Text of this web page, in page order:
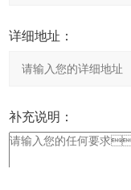
详细地址：
补充说明：